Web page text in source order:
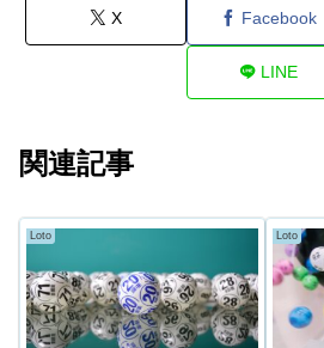
X Facebook
LINE
関連記事
Loto Loto